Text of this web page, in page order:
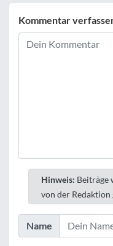
Kommentar
Hinweis: Beiträge
von der
Name